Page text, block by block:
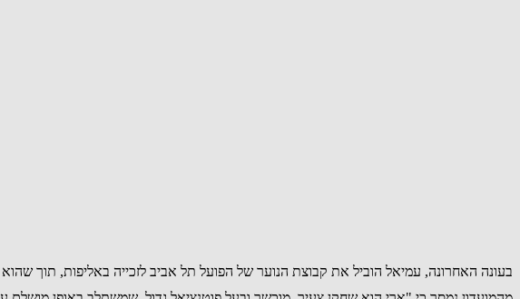
בעונה האחרונה, עמיאל הוביל את קבוצת הנוער של הפועל תל אביב לזכייה באליפות, תוך שהוא מציג יכולת מרשימה וממוצעים גבוהים של